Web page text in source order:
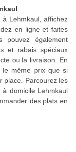
Lehmkaul, affichez
en ligne et faites
pouvez également
et rabais spéciaux
ou la livraison. En
le même prix que si
place. Parcourez les
domicile Lehmkaul
des plats en